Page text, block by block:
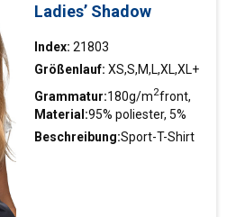
Ladies’ Shadow
Index: 21803
Größenlauf: XS,S,M,L,XL,XL+
Grammatur:180g/m2front,
140g/m2tył
Material:95% poliester, 5%
elastan
Beschreibung:Sport-T-Shirt